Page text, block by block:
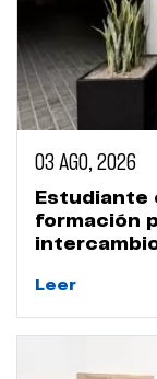
03 AGO, 2026
Estudiante
formación
Leer